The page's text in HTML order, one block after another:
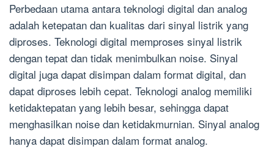
Perbedaan utama antara teknologi digital dan analog
adalah ketepatan dan kualitas dari sinyal listrik yang
diproses. Teknologi digital memproses sinyal listrik
dengan tepat dan tidak menimbulkan noise. Sinyal
digital juga dapat disimpan dalam format digital, dan
dapat diproses lebih cepat. Teknologi analog memiliki
ketidaktepatan yang lebih besar, sehingga dapat
menghasilkan noise dan ketidakmurnian. Sinyal analog
hanya dapat disimpan dalam format analog.